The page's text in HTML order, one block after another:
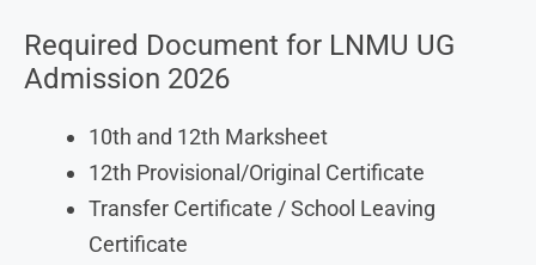
Required Document for LNMU UG
Admission 2026
10th and 12th Marksheet
12th Provisional/Original Certificate
Transfer Certificate / School Leaving
Certificate